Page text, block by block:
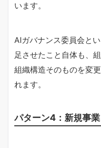
います。
AIガバナンス委員会と
足させたこと自体も、
組織構造そのものを変
れます。
パターン4：新規事